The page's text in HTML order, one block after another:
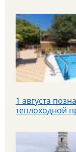
1 августа
теплоходной